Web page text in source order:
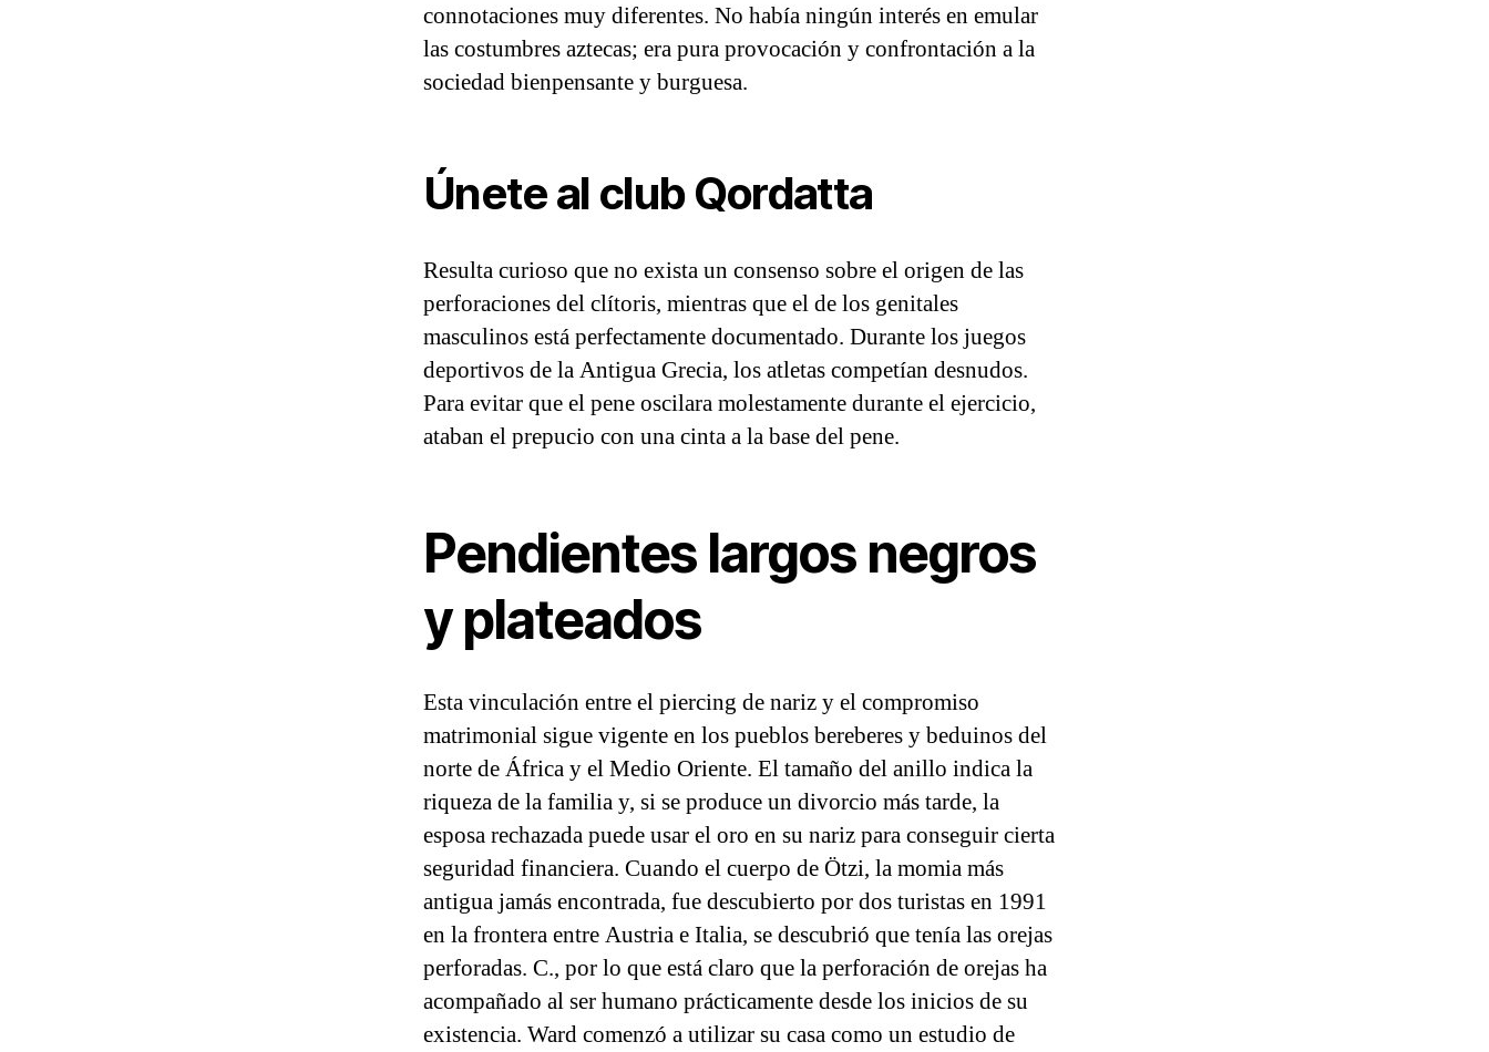
connotaciones muy diferentes. No había ningún interés en emular
las costumbres aztecas; era pura provocación y confrontación a la
sociedad bienpensante y burguesa.
Únete al club Qordatta
Resulta curioso que no exista un consenso sobre el origen de las
perforaciones del clítoris, mientras que el de los genitales
masculinos está perfectamente documentado. Durante los juegos
deportivos de la Antigua Grecia, los atletas competían desnudos.
Para evitar que el pene oscilara molestamente durante el ejercicio,
ataban el prepucio con una cinta a la base del pene.
Pendientes largos negros
y plateados
Esta vinculación entre el piercing de nariz y el compromiso
matrimonial sigue vigente en los pueblos bereberes y beduinos del
norte de África y el Medio Oriente. El tamaño del anillo indica la
riqueza de la familia y, si se produce un divorcio más tarde, la
esposa rechazada puede usar el oro en su nariz para conseguir cierta
seguridad financiera. Cuando el cuerpo de Ötzi, la momia más
antigua jamás encontrada, fue descubierto por dos turistas en 1991
en la frontera entre Austria e Italia, se descubrió que tenía las orejas
perforadas. C., por lo que está claro que la perforación de orejas ha
acompañado al ser humano prácticamente desde los inicios de su
existencia. Ward comenzó a utilizar su casa como un estudio de